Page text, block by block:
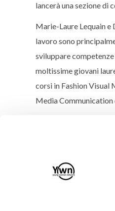
lancerà una sezione di
Marie-Laure Lequain e
lavoro sono
sviluppare
moltissime giovani
corsi in Fashion Visual
Media
Iscriviti alla nostra